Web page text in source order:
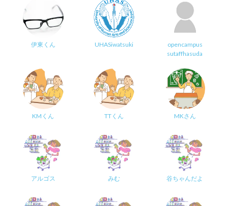
伊東くん UHASiwatsuki
opencampus
sutaffhasuda
KMくん TTくん MKさん
アルゴス みむ 谷ちゃんだよ